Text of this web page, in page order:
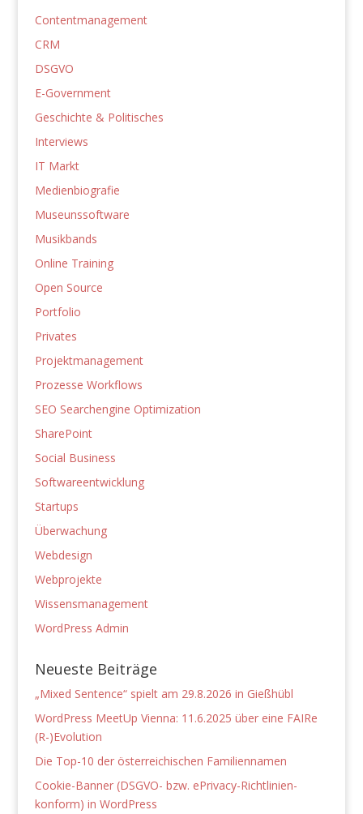
Contentmanagement
CRM
DSGVO
E-Government
Geschichte & Politisches
Interviews
IT Markt
Medienbiografie
Museunssoftware
Musikbands
Online Training
Open Source
Portfolio
Privates
Projektmanagement
Prozesse Workflows
SEO Searchengine Optimization
SharePoint
Social Business
Softwareentwicklung
Startups
Überwachung
Webdesign
Webprojekte
Wissensmanagement
WordPress Admin
Neueste Beiträge
„Mixed Sentence“ spielt am 29.8.2026 in Gießhübl
WordPress MeetUp Vienna: 11.6.2025 über eine FAIRe
(R-)Evolution
Die Top-10 der österreichischen Familiennamen
Cookie-Banner (DSGVO- bzw. ePrivacy-Richtlinien-
konform) in WordPress